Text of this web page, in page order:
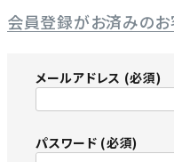
会員登録がお済みの
メールアドレス (必須)
パスワード (必須)